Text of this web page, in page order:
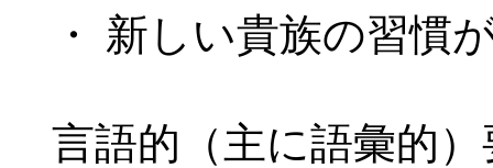
・ 新しい貴族の習慣
言語的（主に語彙的）